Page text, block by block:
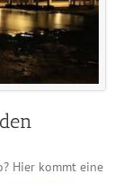
Hier kommt eine